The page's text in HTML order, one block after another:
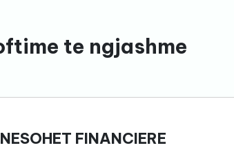
te ngjashme
FINANCIERE